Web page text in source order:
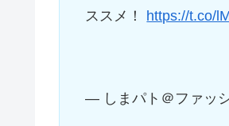
ススメ！ https://t.co/
— しまパト＠ファッ